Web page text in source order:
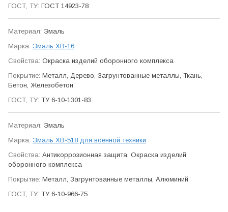
ГОСТ 14923-78
Эмаль
Эмаль ХВ-16
Окраска изделий оборонного ком­плекса
Металл, Дерево, Загрунтованные металлы, Ткань,
Бетон, Железобетон
ТУ 6-10-1301-83
Эмаль
Эмаль ХВ-518 для военной техники
Антикор­розионная защита, Окраска изделий
оборонного ком­плекса
Металл, Загрунтованные металлы, Алюминий
ТУ 6-10-966-75